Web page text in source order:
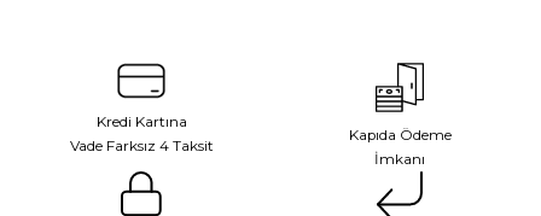
Kredi Kartına
Vade Farksız 4 Taksit
Kapıda Ödeme
İmkanı